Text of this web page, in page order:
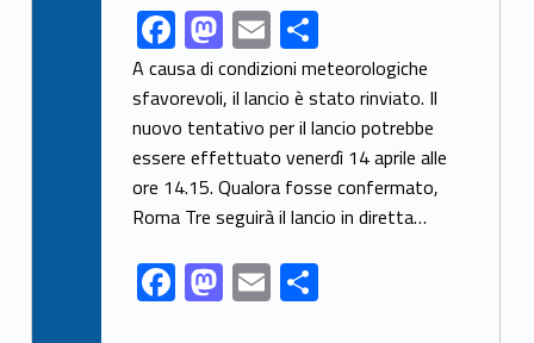
Link identifier share facebook archive #share-link-archive-18606F
ac
e
b
o
o
k
M
as
to
d
o
n
E
m
ai
l
S
h
ar
e
A causa di condizioni meteorologiche
sfavorevoli, il lancio è stato rinviato. Il
nuovo tentativo per il lancio potrebbe
essere effettuato venerdì 14 aprile alle
ore 14.15. Qualora fosse confermato,
Roma Tre seguirà il lancio in diretta…
F
ac
M
as
E
m
S